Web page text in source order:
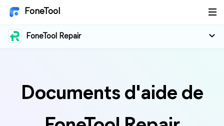
FoneTool
FoneTool Repair
Documents d'aide de